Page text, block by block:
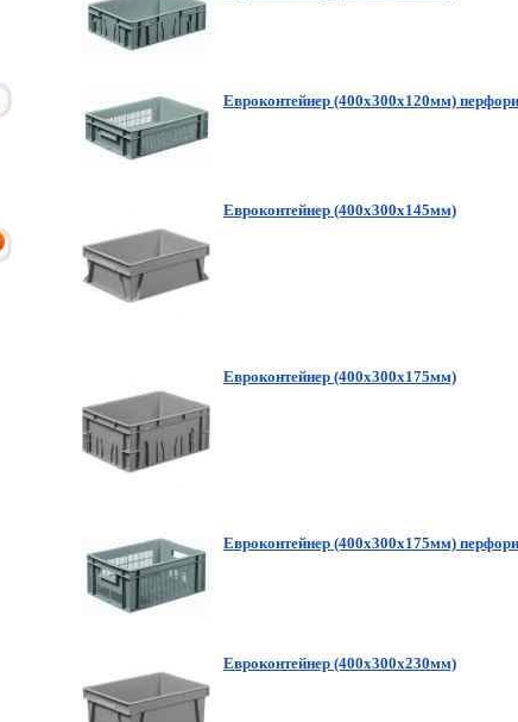
Евроконтейнер (400х300х120мм)
Евроконтейнер (400х300х145мм)
Евроконтейнер (400х300х175мм)
Евроконтейнер (400х300х175мм)
Евроконтейнер (400х300х230мм)